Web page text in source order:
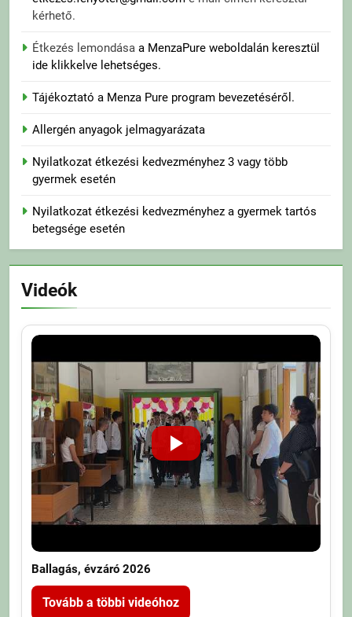
kérhető.
Étkezés lemondása a MenzaPure weboldalán keresztül
ide klikkelve lehetséges.
Tájékoztató a Menza Pure program bevezetéséről.
Allergén anyagok jelmagyarázata
Nyilatkozat étkezési kedvezményhez 3 vagy több
gyermek esetén
Nyilatkozat étkezési kedvezményhez a gyermek tartós
betegsége esetén
Videók
Ballagás, évzáró 2026
Tovább a többi videóhoz